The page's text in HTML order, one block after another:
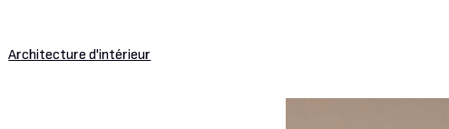
Architecture d'intérieur